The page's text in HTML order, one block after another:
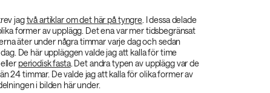
jagtvå artiklar om det här på tyngre. I dessa delade
former av upplägg. Det ena var mer tidsbegränsat
äter under några timmar varje dag och sedan
De här uppläggen valde jag att kalla för time
periodisk fasta. Det andra typen av upplägg var de
24 timmar. De valde jag att kalla för olika former av
i bilden här under.